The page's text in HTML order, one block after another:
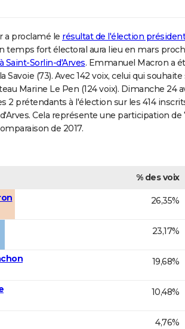
a proclamé le résultat de l'élection
temps fort électoral aura lieu en mars
Saint-Sorlin-d'Arves. Emmanuel Macron a
Savoie (73). Avec 142 voix, celui qui
Marine Le Pen (124 voix). Dimanche 24
2 prétendants à l'élection sur les 414
Cela représente une participation de
de 2017.
% des voix
26,35%
23,17%
19,68%
10,48%
4,76%